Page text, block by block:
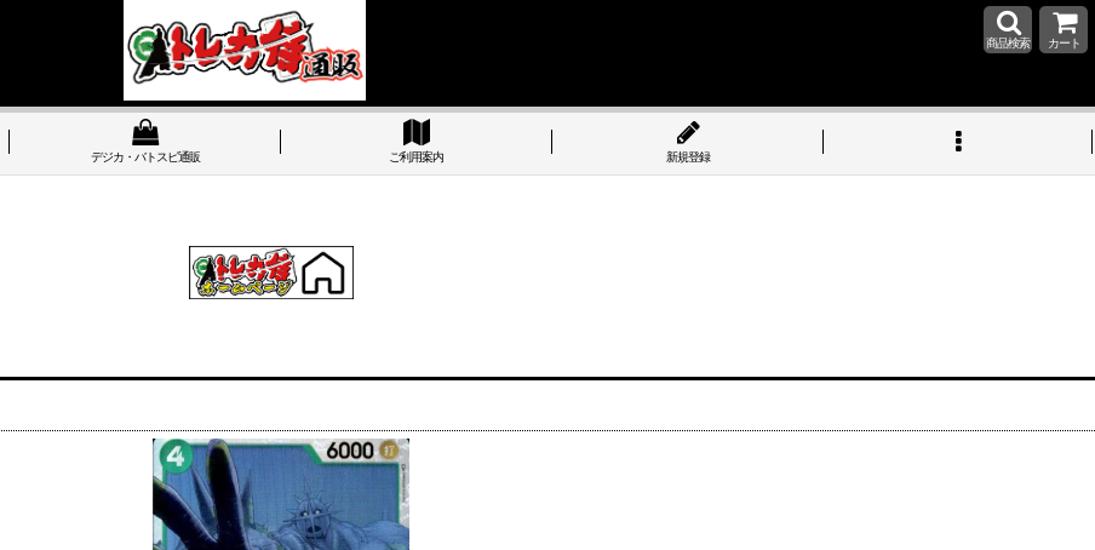
商品検索 カート
デジカ・バトスピ通販 ご利用案内 新規登録